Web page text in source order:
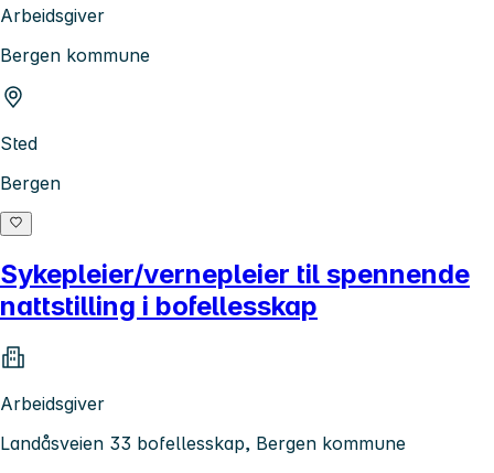
Arbeidsgiver
Bergen kommune
Sted
Bergen
Sykepleier/vernepleier til spennende
nattstilling i bofellesskap
Arbeidsgiver
Landåsveien 33 bofellesskap, Bergen kommune